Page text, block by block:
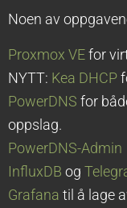
Noen av
Proxmox VEfor
NYTT: Kea DHCP
PowerDNS for
oppslag.
PowerDNS-Admin
InfluxDB og
Grafana til å lage